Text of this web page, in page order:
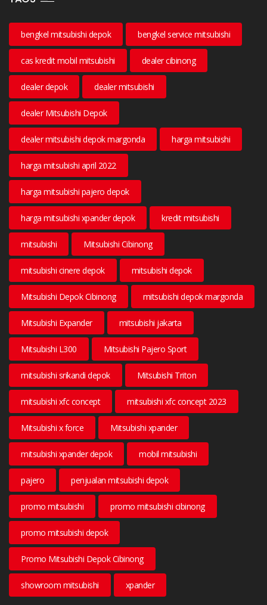
bengkel mitsubishi depok bengkel service mitsubishi
cas kredit mobil mitsubishi dealer cibinong
dealer depok dealer mitsubishi
dealer Mitsubishi Depok
dealer mitsubishi depok margonda harga mitsubishi
harga mitsubishi april 2022
harga mitsubishi pajero depok
harga mitsubishi xpander depok kredit mitsubishi
mitsubishi Mitsubishi Cibinong
mitsubishi cinere depok mitsubishi depok
Mitsubishi Depok Cibinong mitsubishi depok margonda
Mitsubishi Expander mitsubishi jakarta
Mitsubishi L300 Mitsubishi Pajero Sport
mitsubishi srikandi depok Mitsubishi Triton
mitsubishi xfc concept mitsubishi xfc concept 2023
Mitsubishi x force Mitsubishi xpander
mitsubishi xpander depok mobil mitsubishi
pajero penjualan mitsubishi depok
promo mitsubishi promo mitsubishi cibinong
promo mitsubishi depok
Promo Mitsubishi Depok Cibinong
showroom mitsubishi xpander